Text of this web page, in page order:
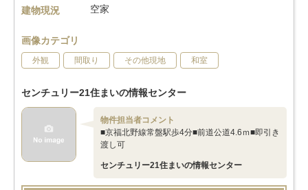
建物現況
空家
画像カテゴリ
外観 間取り その他現地 和室
センチュリー21住まいの情報センター
物件担当者コメント
■京福北野線常盤駅歩4分■前道公道4.6ｍ■即引き
渡し可
センチュリー21住まいの情報センター